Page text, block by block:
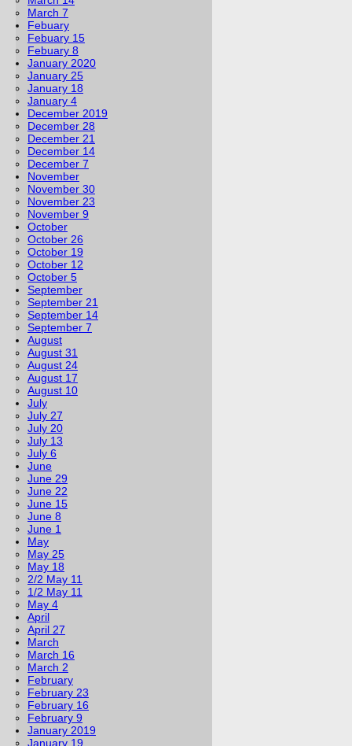
March 7
Febuary
Febuary 15
Febuary 8
January 2020
January 25
January 18
January 4
December 2019
December 28
December 21
December 14
December 7
November
November 30
November 23
November 9
October
October 26
October 19
October 12
October 5
September
September 21
September 14
September 7
August
August 31
August 24
August 17
August 10
July
July 27
July 20
July 13
July 6
June
June 29
June 22
June 15
June 8
June 1
May
May 25
May 18
2/2 May 11
1/2 May 11
May 4
April
April 27
March
March 16
March 2
February
February 23
February 16
February 9
January 2019
January 19